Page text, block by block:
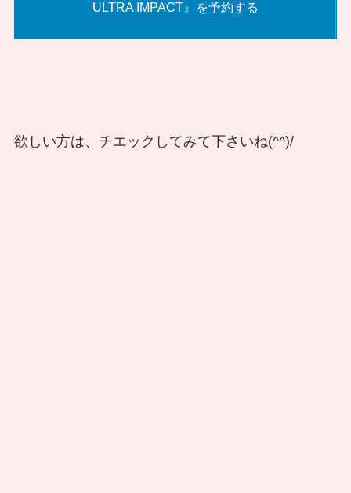
ULTRA IMPACT』を予約する
欲しい方は、チエックしてみて下さいね(^^)/